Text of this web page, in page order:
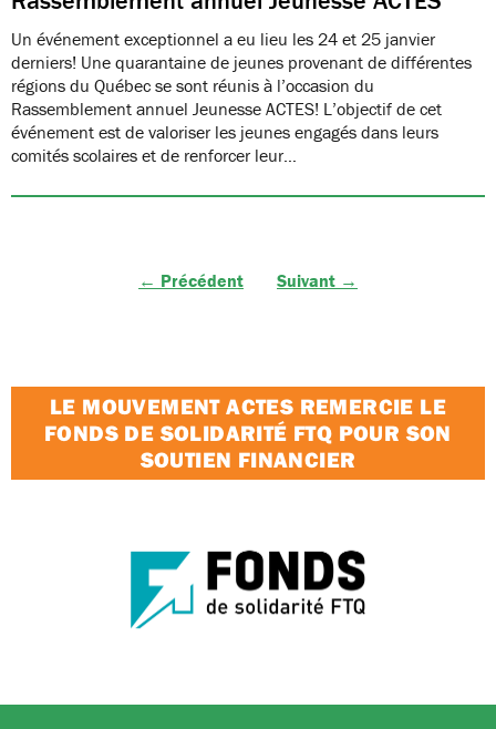
Un événement exceptionnel a eu lieu les 24 et 25 janvier
derniers! Une quarantaine de jeunes provenant de différentes
régions du Québec se sont réunis à l’occasion du
Rassemblement annuel Jeunesse ACTES! L’objectif de cet
événement est de valoriser les jeunes engagés dans leurs
comités scolaires et de renforcer leur…
← Précédent Suivant →
LE MOUVEMENT ACTES REMERCIE LE
FONDS DE SOLIDARITÉ FTQ POUR SON
SOUTIEN FINANCIER